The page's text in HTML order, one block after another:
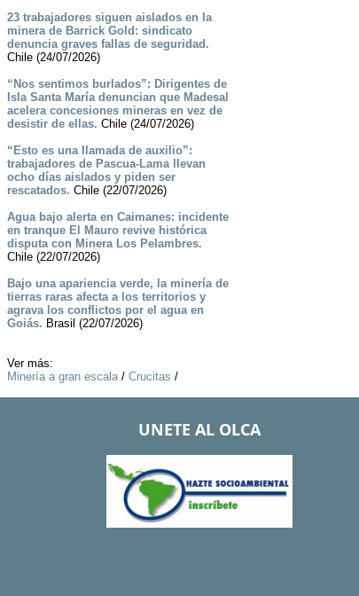
23 trabajadores siguen aislados en la
minera de Barrick Gold: sindicato
denuncia graves fallas de seguridad.
Chile (24/07/2026)
“Nos sentimos burlados”: Dirigentes de
Isla Santa María denuncian que Madesal
acelera concesiones mineras en vez de
desistir de ellas. Chile (24/07/2026)
“Esto es una llamada de auxilio”:
trabajadores de Pascua-Lama llevan
ocho días aislados y piden ser
rescatados. Chile (22/07/2026)
Agua bajo alerta en Caimanes: incidente
en tranque El Mauro revive histórica
disputa con Minera Los Pelambres.
Chile (22/07/2026)
Bajo una apariencia verde, la minería de
tierras raras afecta a los territorios y
agrava los conflictos por el agua en
Goiás. Brasil (22/07/2026)
Ver más:
Minería a gran escala/ Crucitas /
UNETE AL OLCA